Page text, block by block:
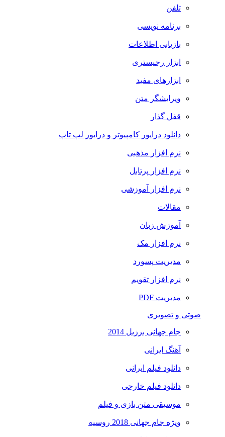
تلفن
برنامه نویسی
بازیابی اطلاعات
ابزار رجیستری
ابزارهای مفید
ویرایشگر متن
قفل گذار
دانلود درایور کامپیوتر و درایور لپ تاپ
نرم افزار مذهبی
نرم افزار پرتابل
نرم افزار آموزشی
مقالات
آموزش زبان
نرم افزار مک
مدیریت پسورد
نرم افزار تقویم
مدیریت PDF
صوتی و تصویری
جام جهانی برزیل 2014
آهنگ ایرانی
دانلود فیلم ایرانی
دانلود فیلم خارجی
موسیقی متن بازی و فیلم
ویژه جام جهانی 2018 روسیه